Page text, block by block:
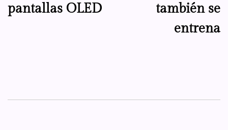
pantallas OLED
también se
entrena